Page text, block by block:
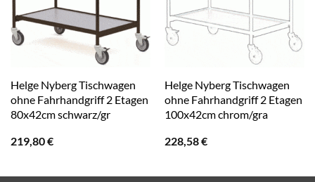
Helge Nyberg Tischwagen
ohne Fahrhandgriff 2 Etagen
80x42cm schwarz/gr
219,80€
Helge Nyberg Tischwagen
ohne Fahrhandgriff 2 Etagen
100x42cm chrom/gra
228,58€